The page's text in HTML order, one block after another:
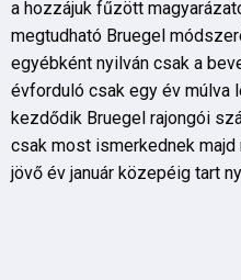
a hozzájuk fűzött
megtudható Bruegel
egyébként nyilván csak a
évforduló csak egy év múlva
kezdődik Bruegel rajongói
csak most ismerkednek
jövő év január közepéig tart